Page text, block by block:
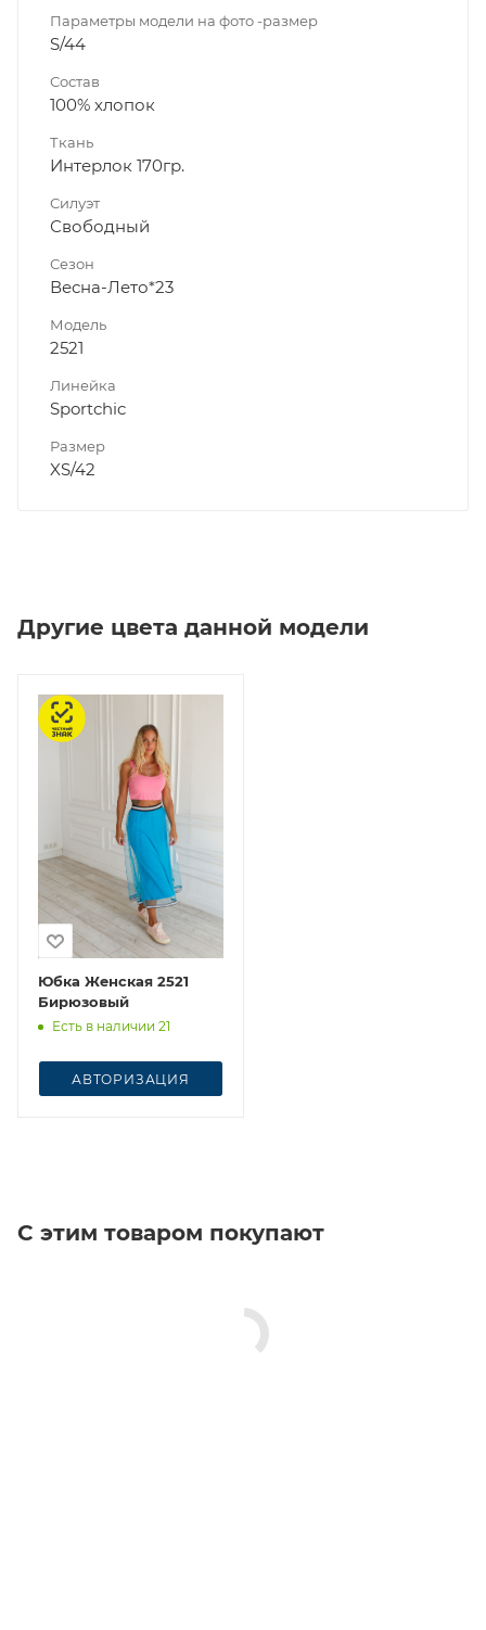
Другие цвета данной модели
Честный знак
Юбка Женская 2521
Бирюзовый
Есть в наличии 21
АВТОРИЗАЦИЯ
С этим товаром покупают
Параметры модели на фото -размер
S/44
Состав
100% хлопок
Ткань
Интерлок 170гр.
Силуэт
Свободный
Сезон
Весна-Лето*23
Модель
2521
Линейка
Sportchic
Размер
XS/42